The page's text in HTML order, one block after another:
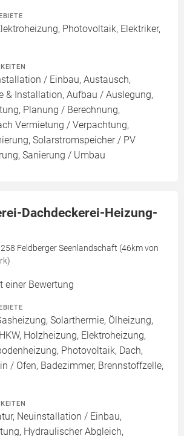
Photovoltaik, Elektriker,
/ Einbau, Austausch,
& Installation, Aufbau / Auslegung,
Planung / Berechnung,
Vermietung / Verpachtung,
Solarstromspeicher / PV
Sanierung / Umbau
Dachdeckerei-Heizung-
Feldberger Seenlandschaft (46km von
einer Bewertung
Solarthermie, Ölheizung,
Holzheizung, Elektroheizung,
Photovoltaik, Dach,
/ Ofen, Badezimmer, Brennstoffzelle,
Neuinstallation / Einbau,
Hydraulischer Abgleich,